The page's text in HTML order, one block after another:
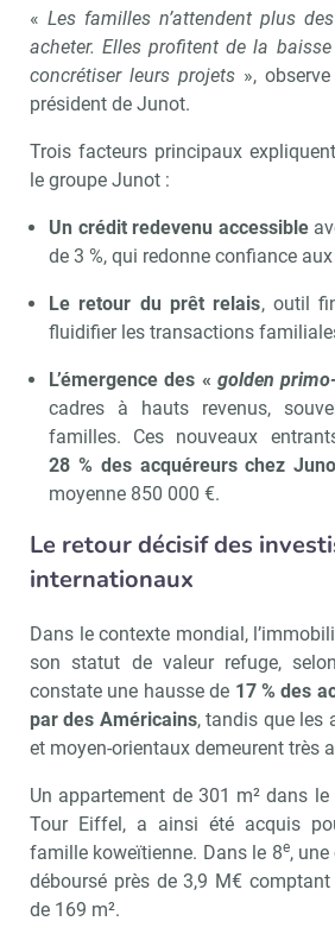
« Les familles n’attendent plus
acheter. Elles profitent de la
concrétiser leurs projets »,
président de Junot.
Trois facteurs principaux
le groupe Junot :
Un crédit redevenu accessible
de 3 %, qui redonne confiance
Le retour du prêt relais, outil
fluidifier les transactions
L’émergence des « golden
cadres à hauts revenus,
familles. Ces nouveaux
28 % des acquéreurs chez
moyenne 850 000 €.
Le retour décisif des
internationaux
Dans le contexte mondial,
son statut de valeur refuge,
constate une hausse de 17 % des
par des Américains, tandis que les
et moyen-orientaux demeurent très
Un appartement de 301 m² dans le
Tour Eiffel, a ainsi été acquis
famille koweïtienne. Dans le 8e,
déboursé près de 3,9 M€
de 169 m².